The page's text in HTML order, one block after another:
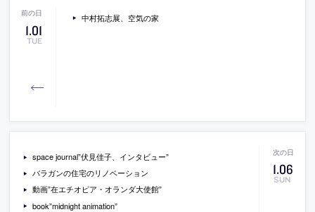
1.01
TUE
中村拓志展、空気の家
1.06
SUN
space journal”伏見佳子、インタビュー”
バラガンの住宅のリノベーション
動画”在エチオピア・オランダ大使館”
book”midnight animation”